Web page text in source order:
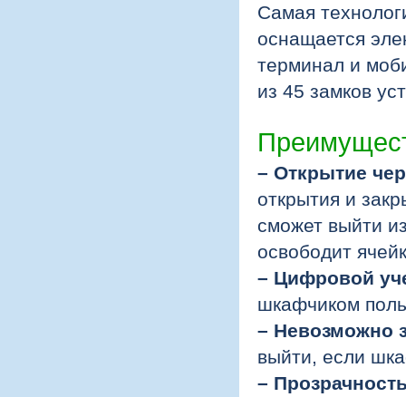
Самая
оснащается
терминал и
из 45 замков
– Открытие
открытия и
сможет выйти
освободит
– Цифровой
шкафчиком
– Невозможно
выйти, если
–